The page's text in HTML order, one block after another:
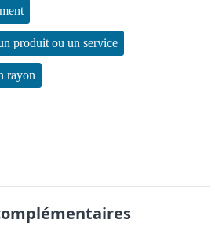
produit ou un service
rayon